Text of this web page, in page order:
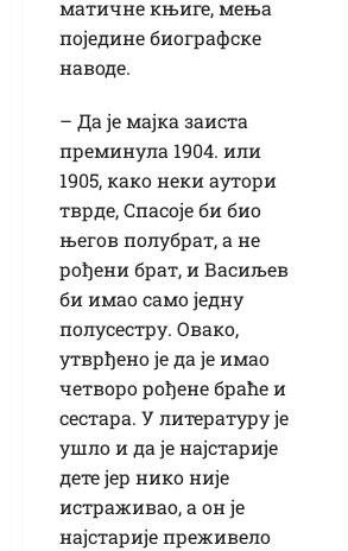
матичне књиге, мења
поједине биографске
наводе.
– Да је мајка заиста
преминула 1904. или
1905, како неки аутори
тврде, Спасоје би био
његов полубрат, а не
рођени брат, и Васиљев
би имао само једну
полусестру. Овако,
утврђено је да је имао
четворо рођене браће и
сестара. У литературу је
ушло и да је најстарије
дете јер нико није
истраживао, а он је
најстарије преживело